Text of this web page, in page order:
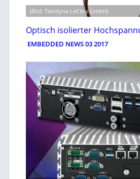
(Bild: Teledyne LeCroy GmbH)
Optisch isolierter
EMBEDDED NEWS 03 2017